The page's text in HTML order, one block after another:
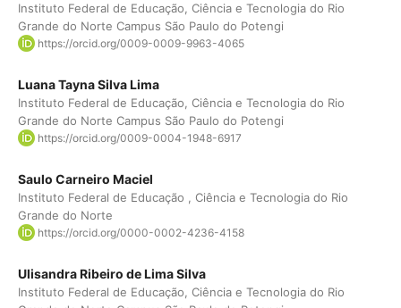
Instituto Federal de Educação, Ciência e Tecnologia do Rio
Grande do Norte Campus São Paulo do Potengi
https://orcid.org/0009-0009-9963-4065
Luana Tayna Silva Lima
Instituto Federal de Educação, Ciência e Tecnologia do Rio
Grande do Norte Campus São Paulo do Potengi
https://orcid.org/0009-0004-1948-6917
Saulo Carneiro Maciel
Instituto Federal de Educação , Ciência e Tecnologia do Rio
Grande do Norte
https://orcid.org/0000-0002-4236-4158
Ulisandra Ribeiro de Lima Silva
Instituto Federal de Educação, Ciência e Tecnologia do Rio